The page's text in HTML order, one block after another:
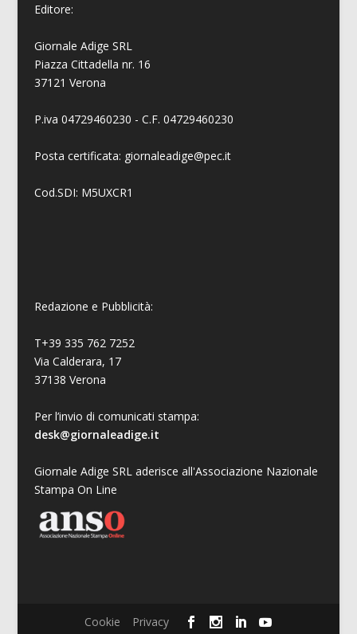
Editore:
Giornale Adige SRL
Piazza Cittadella nr. 16
37121 Verona
P.iva 04729460230 - C.F. 04729460230
Posta certificata: giornaleadige@pec.it
Cod.SDI: M5UXCR1
Redazione e Pubblicità:
T+39 335 762 7252
Via Calderara, 17
37138 Verona
Per l’invio di comunicati stampa:
desk@giornaleadige.it
Giornale Adige SRL aderisce all'Associazione Nazionale
Stampa On Line
Cookie Privacy